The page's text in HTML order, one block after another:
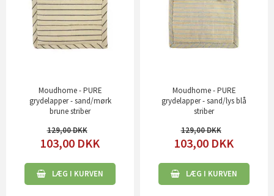
Moudhome - PURE
grydelapper - sand/mørk
brune striber
129,00
103,00 DKK
LÆG I KURVEN
Moudhome - PURE
grydelapper - sand/lys blå
striber
129,00
103,00 DKK
LÆG I KURVEN